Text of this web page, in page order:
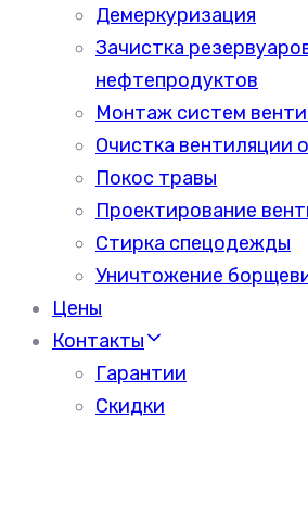
Демеркуризация
Зачистка
нефтепродуктов
Монтаж систем
Очистка вентиляции
Покос травы
Проектирование
Стирка спецодежды
Уничтожение
Цены
Контакты
Гарантии
Скидки